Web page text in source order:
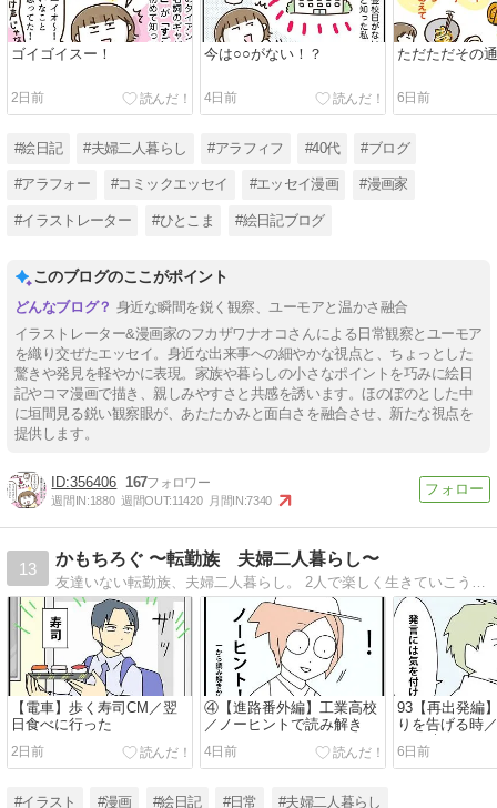
ゴイゴイスー！
2日前
今は○○がない！？
4日前
ただただその
6日前
#絵日記 #夫婦二人暮らし #アラフィフ #40代 #ブログ
#アラフォー #コミックエッセイ #エッセイ漫画 #漫画家
#イラストレーター #ひとこま #絵日記ブログ
このブログのここがポイント
身近な瞬間を鋭く観察、ユーモアと温かさ融合
イラストレーター&漫画家のフカザワナオコさんによる日常観察とユーモア
を織り交ぜたエッセイ。身近な出来事への細やかな視点と、ちょっとした
驚きや発見を軽やかに表現。家族や暮らしの小さなポイントを巧みに絵日
記やコマ漫画で描き、親しみやすさと共感を誘います。ほのぼのとした中
に垣間見る鋭い観察眼が、あたたかみと面白さを融合させ、新たな視点を
提供します。
356406 167
週間IN:1880 週間OUT:11420 月間IN:7340
13
かもちろぐ 〜転勤族 夫婦二人暮らし〜
【電車】歩く寿司CM／翌
日食べに行った
2日前
④【進路番外編】工業高校
／ノーヒントで読み解き
4日前
93【再出発編
りを告げる時
なる時９
6日前
#イラスト #漫画 #絵日記 #日常 #夫婦二人暮らし